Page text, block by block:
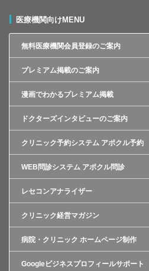
医療機関向けMENU
無料医療機関会員登録のご案内
プレミアム掲載のご案内
漫画でわかるプレミアム掲載
ドクターズインタビューのご案内
クリニック予約システム アポクル予約
WEB問診システム アポクル問診
レセコンアナライザー
クリニック経営マガジン
病院・クリニック ホームページ制作
Googleビジネスプロフィールサポート